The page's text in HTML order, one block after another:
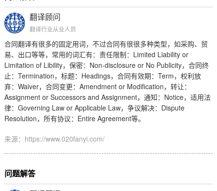
翻译顾问
翻译行业从业人员
合同翻译有很多的固定用词，不过合同有很很多种类型，如采购、贸
易、出口等等，常用的词汇有：责任限制： Limited Liability or
Limitation of Libility，保密： Non-disclosure or No Publicity，合同终
止： Termination ，标题： Headings，合同有效期： Term ，权利放
弃： Waiver，合同变更： Amendment or Modification ，转让：
Assignment or Successors and Assignment，通知： Notice，适用法
律： Governing Law or Applicable Law，争议解决： Dispute
Resolution ，所有协议： Entire Agreement等。
来源：https://www.020fanyi.com/
问题解答